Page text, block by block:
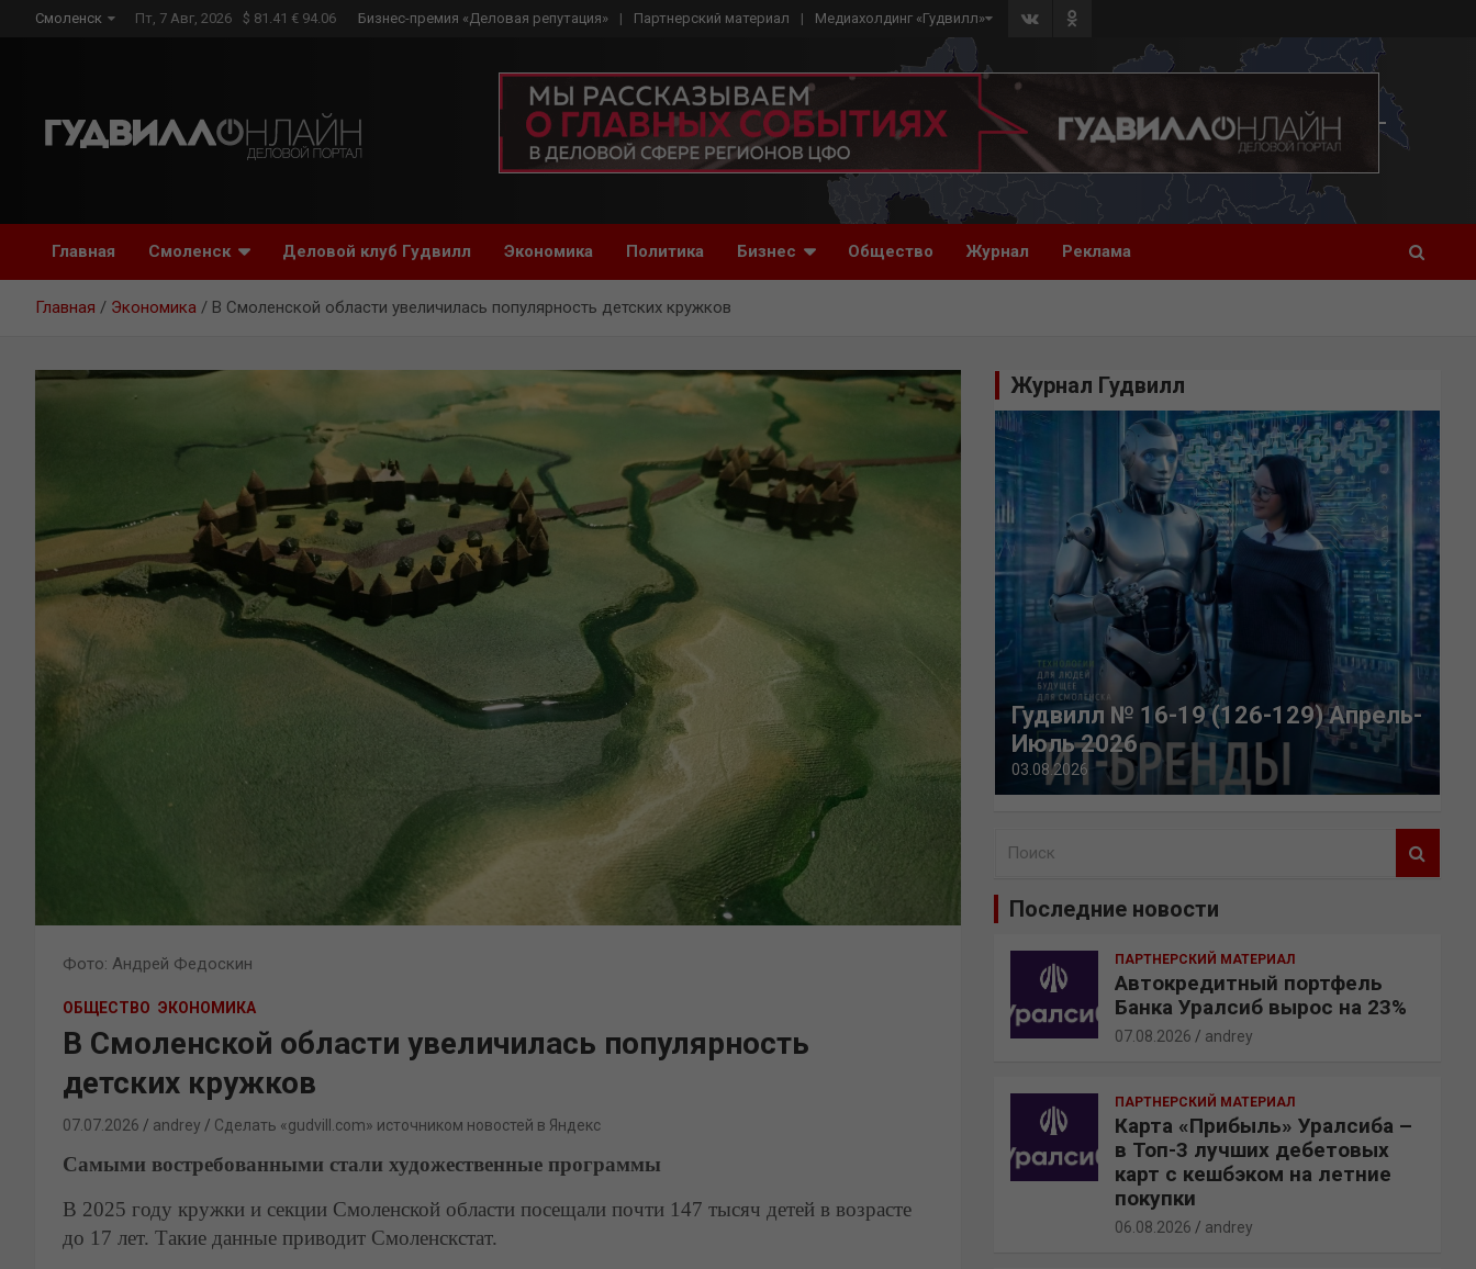
Смоленск Пт, 7 Авг, 2026 $ 81.41 € 94.06 Бизнес-премия «Деловая репутация» Партнерский материал Медиахолдинг «Гудвилл»
Главная Смоленск Деловой клуб Гудвилл Экономика Политика Бизнес Общество Журнал Реклама
Главная Экономика В Смоленской области увеличилась популярность детских кружков
Фото: Андрей Федоскин
ОБЩЕСТВО ЭКОНОМИКА
В Смоленской области увеличилась популярность
детских кружков
07.07.2026 andrey Сделать «gudvill.com» источником новостей в Яндекс
Самыми востребованными стали художественные программы
В 2025 году кружки и секции Смоленской области посещали почти 147 тысяч детей в возрасте
до 17 лет. Такие данные приводит Смоленскстат.
Журнал Гудвилл
Гудвилл № 16-19 (126-129) Апрель-
Июль 2026
03.08.2026
Последние новости
ПАРТНЕРСКИЙ МАТЕРИАЛ
Автокредитный портфель
Банка Уралсиб вырос на 23%
07.08.2026 andrey
ПАРТНЕРСКИЙ МАТЕРИАЛ
Карта «Прибыль» Уралсиба –
в Топ-3 лучших дебетовых
карт с кешбэком на летние
покупки
06.08.2026 andrey